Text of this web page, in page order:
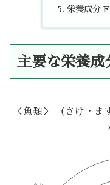
栄養成分
主要な栄養成
＜魚類＞ （さけ・